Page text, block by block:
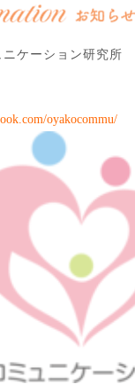
ニケーション研究所
oyakocommu/